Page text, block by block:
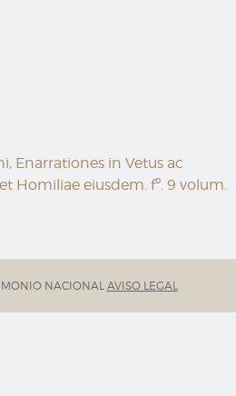
Enarrationes in Vetus ac
Homiliae eiusdem. fº. 9 volum.
NACIONAL AVISO LEGAL